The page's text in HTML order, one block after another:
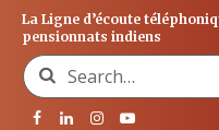
La Ligne d’écoute
pensionnats indiens
Search for: